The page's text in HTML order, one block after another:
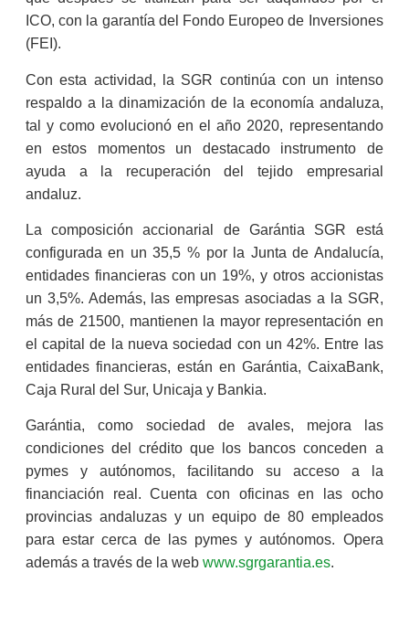
ICO, con la garantía del Fondo Europeo de Inversiones
(FEI).
Con esta actividad, la SGR continúa con un intenso
respaldo a la dinamización de la economía andaluza,
tal y como evolucionó en el año 2020, representando
en estos momentos un destacado instrumento de
ayuda a la recuperación del tejido empresarial
andaluz.
La composición accionarial de Garántia SGR está
configurada en un 35,5 % por la Junta de Andalucía,
entidades financieras con un 19%, y otros accionistas
un 3,5%. Además, las empresas asociadas a la SGR,
más de 21500, mantienen la mayor representación en
el capital de la nueva sociedad con un 42%. Entre las
entidades financieras, están en Garántia, CaixaBank,
Caja Rural del Sur, Unicaja y Bankia.
Garántia, como sociedad de avales, mejora las
condiciones del crédito que los bancos conceden a
pymes y autónomos, facilitando su acceso a la
financiación real. Cuenta con oficinas en las ocho
provincias andaluzas y un equipo de 80 empleados
para estar cerca de las pymes y autónomos. Opera
además a través de la web www.sgrgarantia.es.